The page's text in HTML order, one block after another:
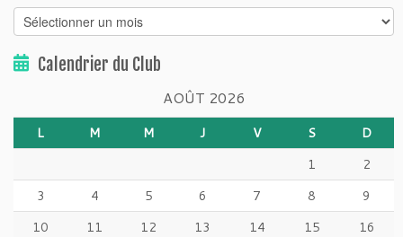
Archives
par
AnnéesCalendrier du Club
AOÛT 2026
L M M J V S
D
1
2
3
4 5 6 7 8
9
10
11 12 13 14 15
16